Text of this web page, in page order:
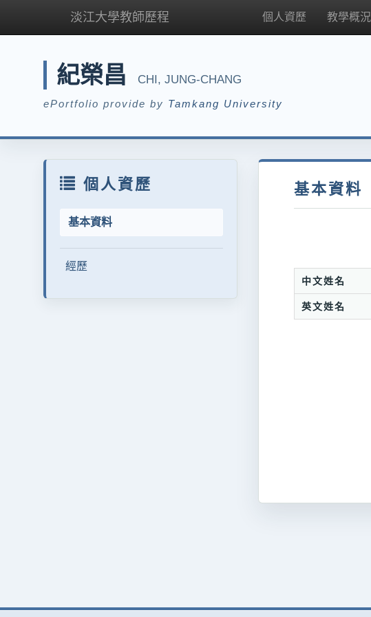
淡江大學教師歷程 個人資歷 教學概況
紀榮昌 CHI, JUNG-CHANG
ePortfolio provide by Tamkang University
個人資歷
基本資料
經歷
基本資料
中文姓名
英文姓名